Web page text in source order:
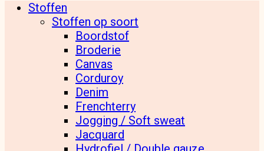
Stoffen
Stoffen op soort
Boordstof
Broderie
Canvas
Corduroy
Denim
Frenchterry
Jogging / Soft sweat
Jacquard